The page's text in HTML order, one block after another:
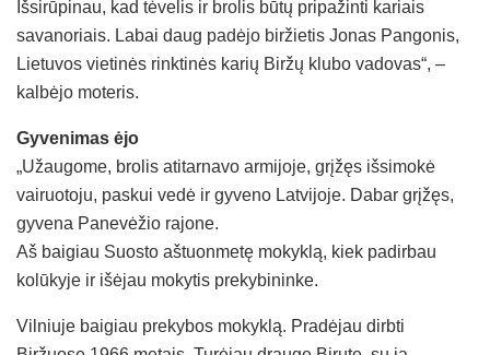
Išsirūpinau, kad tėvelis ir brolis būtų pripažinti kariais
savanoriais. Labai daug padėjo biržietis Jonas Pangonis,
Lietuvos vietinės rinktinės karių Biržų klubo vadovas“, –
kalbėjo moteris.
Gyvenimas ėjo
„Užaugome, brolis atitarnavo armijoje, grįžęs išsimokė
vairuotoju, paskui vedė ir gyveno Latvijoje. Dabar grįžęs,
gyvena Panevėžio rajone.
Aš baigiau Suosto aštuonmetę mokyklą, kiek padirbau
kolūkyje ir išėjau mokytis prekybininke.
Vilniuje baigiau prekybos mokyklą. Pradėjau dirbti